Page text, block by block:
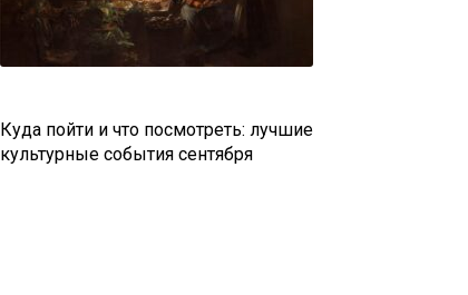
Куда пойти и что посмотреть: лучшие
культурные события сентября